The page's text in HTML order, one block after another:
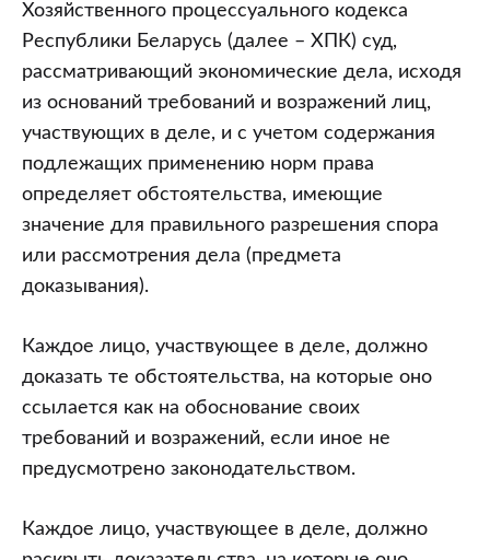
Хозяйственного процессуального кодекса
Республики Беларусь (далее – ХПК) суд,
рассматривающий экономические дела, исходя
из оснований требований и возражений лиц,
участвующих в деле, и с учетом содержания
подлежащих применению норм права
определяет обстоятельства, имеющие
значение для правильного разрешения спора
или рассмотрения дела (предмета
доказывания).
Каждое лицо, участвующее в деле, должно
доказать те обстоятельства, на которые оно
ссылается как на обоснование своих
требований и возражений, если иное не
предусмотрено законодательством.
Каждое лицо, участвующее в деле, должно